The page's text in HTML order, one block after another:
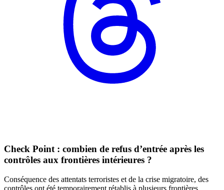
Check Point : combien de refus d’entrée après les
contrôles aux frontières intérieures ?
Conséquence des attentats terroristes et de la crise migratoire, des
contrôles ont été temporairement rétablis à plusieurs frontières